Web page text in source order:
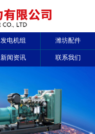
发电机组 潍坊配件
新闻资讯 联系我们